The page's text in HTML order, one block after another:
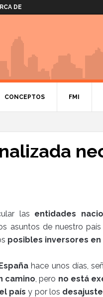
DE
CONCEPTOS FMI
las entidades
asuntos de nuestro
posibles inversores en
hace unos días,
camino, pero no está
paísy por los